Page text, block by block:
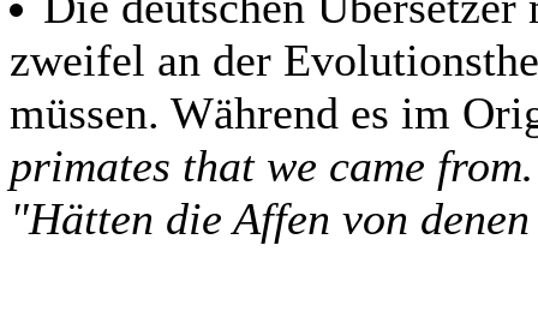
zweifel an der
müssen. Während es im
primates that we came
"Hätten die Affen von